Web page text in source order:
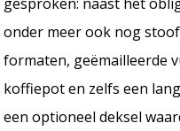
onder meer ook nog
formaten, geëmailleerde
koffiepot en zelfs een
een optioneel deksel